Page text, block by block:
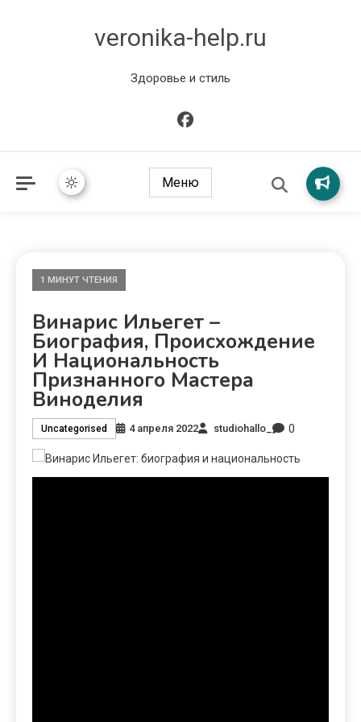
veronika-help.ru
Здоровье и стиль
Меню
1 МИНУТ ЧТЕНИЯ
Винарис Ильегет –
Биография, Происхождение
И Национальность
Признанного Мастера
Виноделия
Uncategorised 4 апреля 2022 studiohallo_ 0